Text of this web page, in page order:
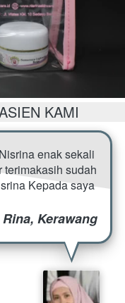
KAMI
enak sekali
sudah
Kepada saya
Kerawang